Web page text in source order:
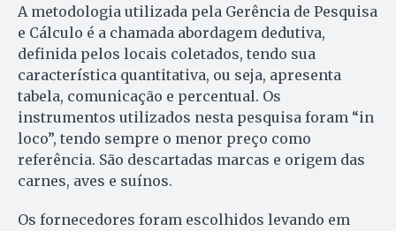
A metodologia utilizada pela Gerência de Pesquisa
e Cálculo é a chamada abordagem dedutiva,
definida pelos locais coletados, tendo sua
característica quantitativa, ou seja, apresenta
tabela, comunicação e percentual. Os
instrumentos utilizados nesta pesquisa foram “in
loco”, tendo sempre o menor preço como
referência. São descartadas marcas e origem das
carnes, aves e suínos.
Os fornecedores foram escolhidos levando em